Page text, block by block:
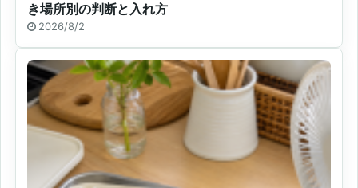
き場所別の判断と入れ方
2026/8/2